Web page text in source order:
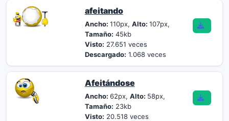
afeitando
Ancho: 110px, Alto: 107px,
Tamaño: 45kb
Visto: 27.651 veces
Descargado: 1.068 veces
Afeitándose
Ancho: 62px, Alto: 58px,
Tamaño: 23kb
Visto: 20.518 veces